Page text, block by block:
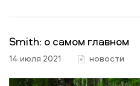
Smith: о самом главном
14 июля 2021 новости